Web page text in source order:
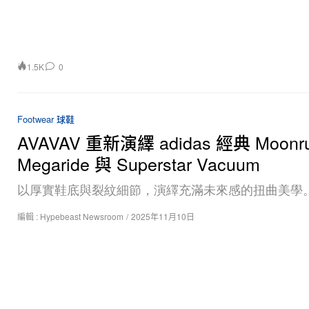
1.5K 0
Footwear 球鞋
AVAVAV 重新演繹 adidas 經典
Megaride 與 Superstar Vacuum
以厚實鞋底與裂紋細節，演繹充滿未來感的扭曲美學。
編輯 : Hypebeast Newsroom / 2025年11月10日